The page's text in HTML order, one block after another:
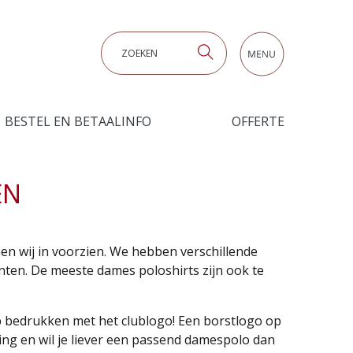
Zoeken
BESTEL EN BETAALINFO OFFERTE
wij in voorzien. We hebben verschillende
De meeste dames poloshirts zijn ook te
met het clublogo! Een borstlogo op
en wil je liever een passend damespolo dan